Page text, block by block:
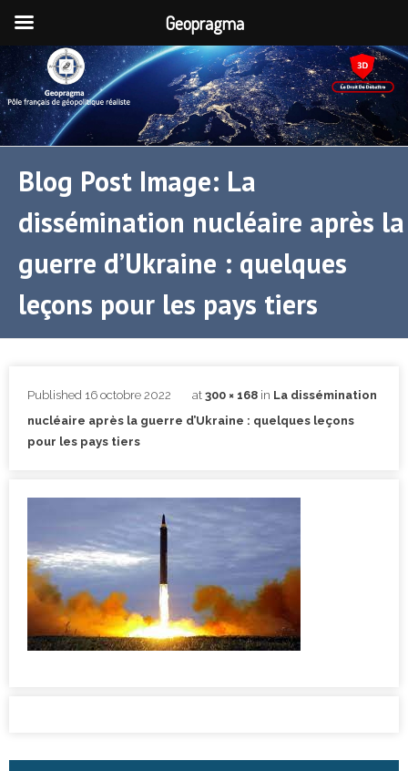
Blog Post Image: La
dissémination nucléaire après la
guerre d’Ukraine : quelques
leçons pour les pays tiers
Published 16 octobre 2022 at 300 × 168 in La dissémination
nucléaire après la guerre d’Ukraine : quelques leçons
pour les pays tiers
Geopragma